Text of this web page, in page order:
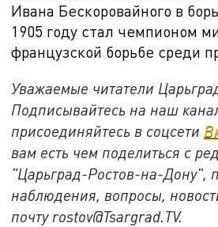
Ивана Бескоровайного в
1905 году стал чемпионом
французской борьбе среди
Уважаемые читатели
Подписывайтесь на наш
присоединяйтесь в соцсети
вам есть чем поделиться с
"Царьград-Ростов-на-Дону",
наблюдения, вопросы,
почту rostov@Tsargrad.ТV.